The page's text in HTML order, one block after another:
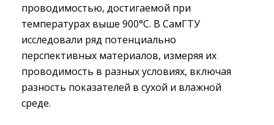
проводимостью, достигаемой при
температурах выше 900°С. В СамГТУ
исследовали ряд потенциально
перспективных материалов, измеряя их
проводимость в разных условиях, включая
разность показателей в сухой и влажной
среде.